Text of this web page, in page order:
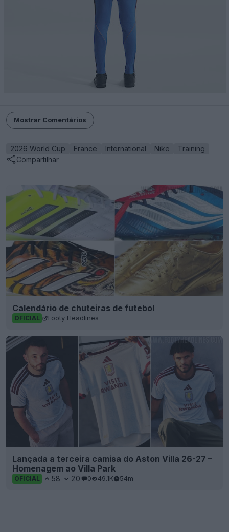
Mostrar Comentários
2026 World Cup France International Nike
Training
Compartilhar
Calendário de chuteiras de futebol
OFICIAL Footy Headlines
Lançada a terceira camisa do Aston Villa 26-27 –
Homenagem ao Villa Park
OFICIAL 58 20 0 49.1K 54m